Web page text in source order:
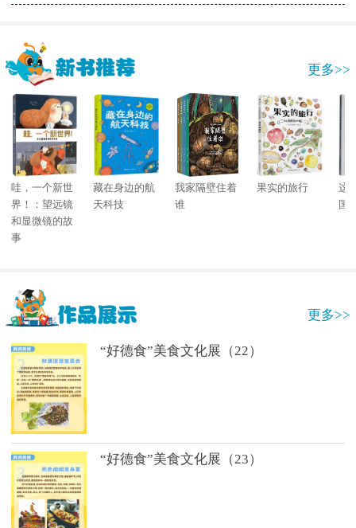
更多>>
哇，一个新世
界！：望远镜
和显微镜的故
事
藏在身边的航
天科技
我家隔壁住着
谁
果实的旅行
这
国
更多>>
“好德食”美食文化展（22）
“好德食”美食文化展（23）